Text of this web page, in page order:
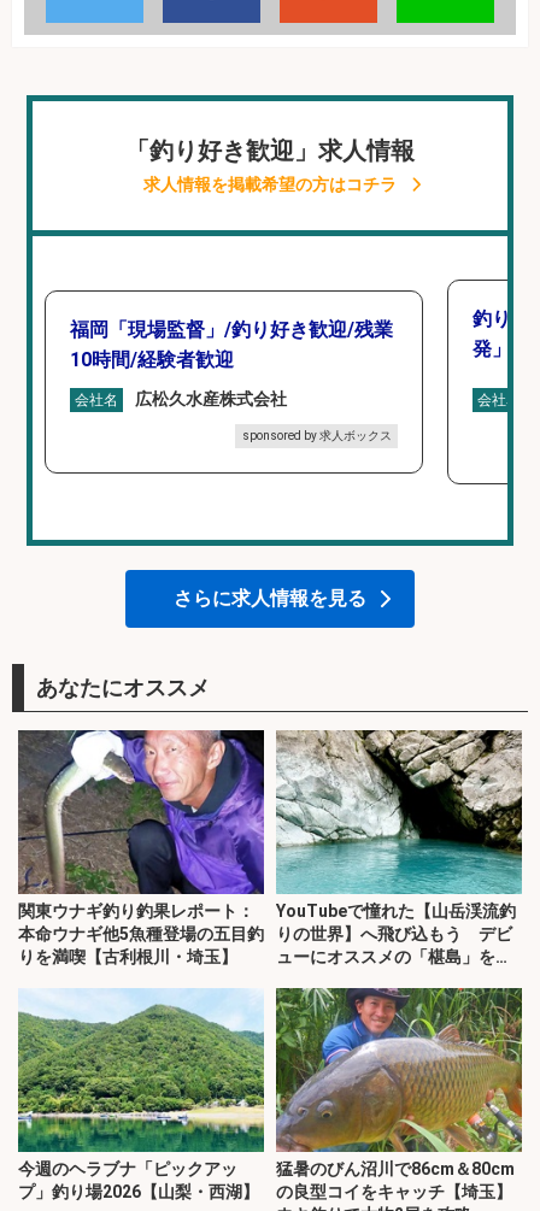
「釣り好き歓迎」求人情報
求人情報を掲載希望の方はコチラ
福岡「現場監督」/釣り好き歓迎/残業
10時間/経験者歓迎
会社名 広松久水産株式会社
sponsored by 求人ボックス
釣り好
発」/
会社名
さらに求人情報を見る
あなたにオススメ
関東ウナギ釣り釣果レポート：
本命ウナギ他5魚種登場の五目釣
りを満喫【古利根川・埼玉】
YouTubeで憧れた【山岳渓流釣
りの世界】へ飛び込もう デビ
ューにオススメの「椹島」を紹
今週のヘラブナ「ピックアッ
プ」釣り場2026【山梨・西湖】
猛暑のびん沼川で86cm＆80cm
の良型コイをキャッチ【埼玉】